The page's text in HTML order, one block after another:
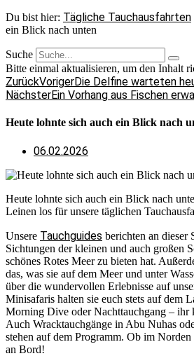
Du bist hier: Tägliche Tauchausfahrten
ein Blick nach unten
Suche
Bitte einmal aktualisieren, um den Inhalt
ZurückVorigerDie Delfine warteten
NächsterEin Vorhang aus Fischen
Heute lohnte sich auch ein Blick nach
06.02.2026
Heute lohnte sich auch ein Blick nach
Leinen los für unsere täglichen
Unsere Tauchguides berichten an dieser
Sichtungen der kleinen und auch großen
schönes Rotes Meer zu bieten hat.
das, was sie auf dem Meer und unter
über die wundervollen Erlebnisse auf
Minisafaris halten sie euch stets auf dem
Morning Dive oder Nachttauchgang – ihr
Auch Wracktauchgänge in Abu Nuhas
stehen auf dem Programm. Ob im
an Bord!